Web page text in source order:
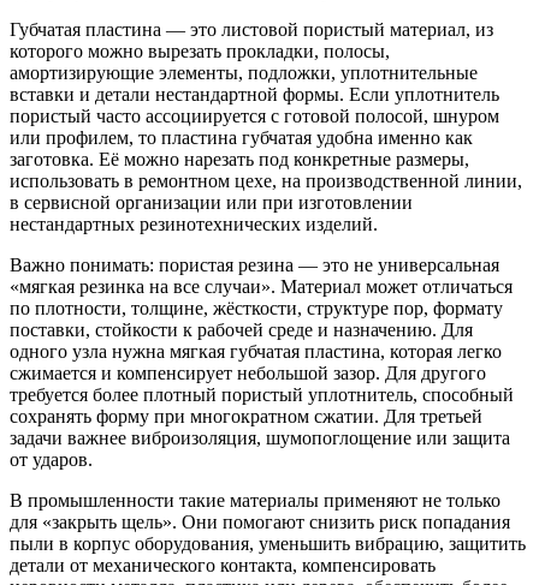
Губчатая пластина — это листовой пористый материал, из
которого можно вырезать прокладки, полосы,
амортизирующие элементы, подложки, уплотнительные
вставки и детали нестандартной формы. Если уплотнитель
пористый часто ассоциируется с готовой полосой, шнуром
или профилем, то пластина губчатая удобна именно как
заготовка. Её можно нарезать под конкретные размеры,
использовать в ремонтном цехе, на производственной линии,
в сервисной организации или при изготовлении
нестандартных резинотехнических изделий.
Важно понимать: пористая резина — это не универсальная
«мягкая резинка на все случаи». Материал может отличаться
по плотности, толщине, жёсткости, структуре пор, формату
поставки, стойкости к рабочей среде и назначению. Для
одного узла нужна мягкая губчатая пластина, которая легко
сжимается и компенсирует небольшой зазор. Для другого
требуется более плотный пористый уплотнитель, способный
сохранять форму при многократном сжатии. Для третьей
задачи важнее виброизоляция, шумопоглощение или защита
от ударов.
В промышленности такие материалы применяют не только
для «закрыть щель». Они помогают снизить риск попадания
пыли в корпус оборудования, уменьшить вибрацию, защитить
детали от механического контакта, компенсировать